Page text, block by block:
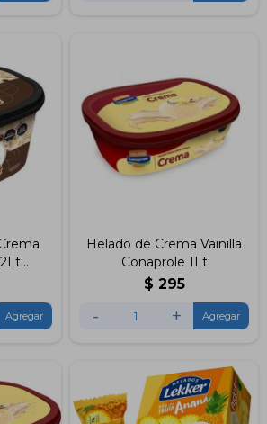
Helado de Crema Vainilla
Conaprole 1Lt
$ 295
- +